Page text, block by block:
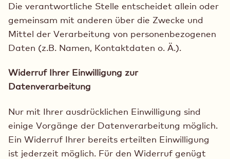
Die verantwortliche Stelle entscheidet allein oder
gemeinsam mit anderen über die Zwecke und
Mittel der Verarbeitung von personenbezogenen
Daten (z.B. Namen, Kontaktdaten o. Ä.).
Widerruf Ihrer Einwilligung zur
Datenverarbeitung
Nur mit Ihrer ausdrücklichen Einwilligung sind
einige Vorgänge der Datenverarbeitung möglich.
Ein Widerruf Ihrer bereits erteilten Einwilligung
ist jederzeit möglich. Für den Widerruf genügt